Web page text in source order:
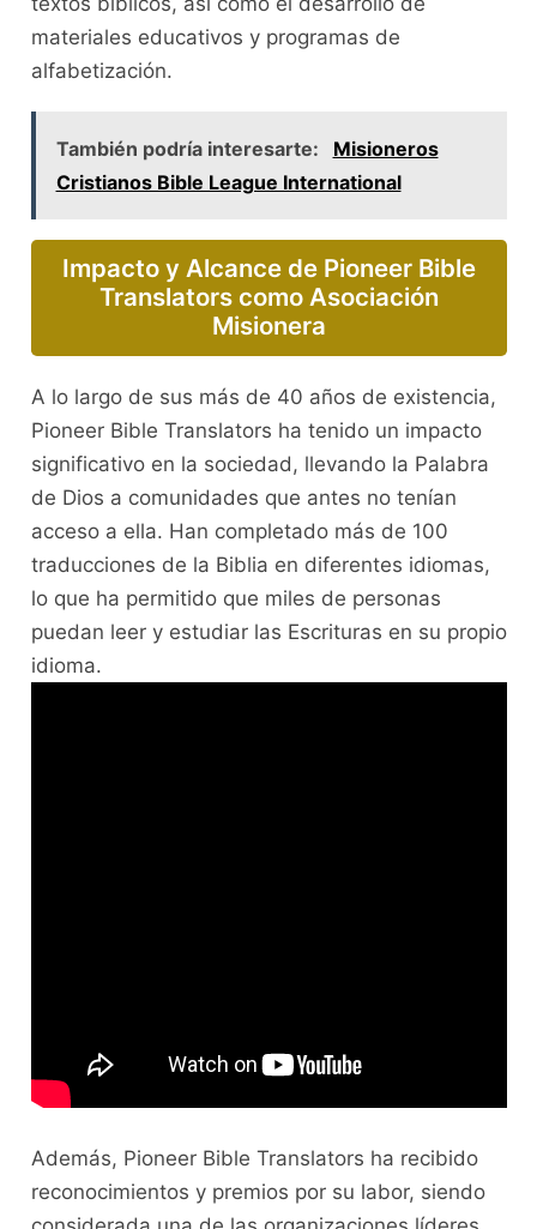
materiales educativos y programas de
alfabetización.
También podría interesarte:
Misioneros
Cristianos Bible League International
Impacto y Alcance de Pioneer Bible
Translators como Asociación
Misionera
A lo largo de sus más de 40 años de existencia,
Pioneer Bible Translators ha tenido un impacto
significativo en la sociedad, llevando la Palabra
de Dios a comunidades que antes no tenían
acceso a ella. Han completado más de 100
traducciones de la Biblia en diferentes idiomas,
lo que ha permitido que miles de personas
puedan leer y estudiar las Escrituras en su propio
idioma.
Además, Pioneer Bible Translators ha recibido
reconocimientos y premios por su labor, siendo